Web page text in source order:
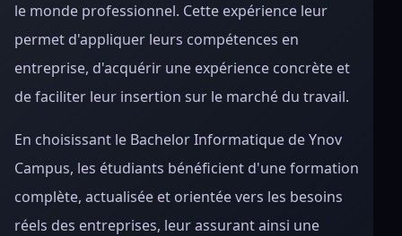
le monde professionnel. Cette expérience leur
permet d'appliquer leurs compétences en
entreprise, d'acquérir une expérience concrète et
de faciliter leur insertion sur le marché du travail.
En choisissant le Bachelor Informatique de Ynov
Campus, les étudiants bénéficient d'une formation
complète, actualisée et orientée vers les besoins
réels des entreprises, leur assurant ainsi une